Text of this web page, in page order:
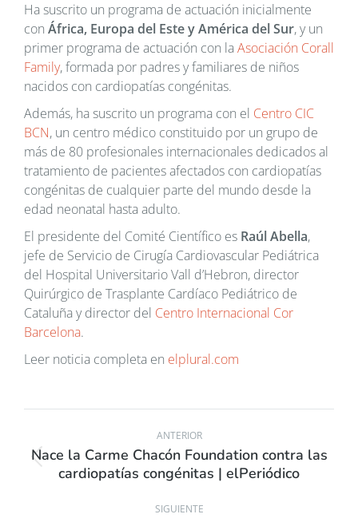
Ha suscrito un programa de actuación inicialmente
con África, Europa del Este y América del Sur, y un
primer programa de actuación con laAsociación Corall
Family, formada por padres y familiares de niños
nacidos con cardiopatías congénitas.
Además, ha suscrito un programa con el Centro CIC
BCN, un centro médico constituido por un grupo de
más de 80 profesionales internacionales dedicados al
tratamiento de pacientes afectados con cardiopatías
congénitas de cualquier parte del mundo desde la
edad neonatal hasta adulto.
El presidente del Comité Científico es Raúl Abella,
jefe de Servicio de Cirugía Cardiovascular Pediátrica
del Hospital Universitario Vall d’Hebron, director
Quirúrgico de Trasplante Cardíaco Pediátrico de
Cataluña y director del Centro Internacional Cor
Barcelona.
Leer noticia completa en elplural.com
ANTERIOR
Nace la Carme Chacón Foundation contra las
cardiopatías congénitas | elPeriódico
SIGUIENTE